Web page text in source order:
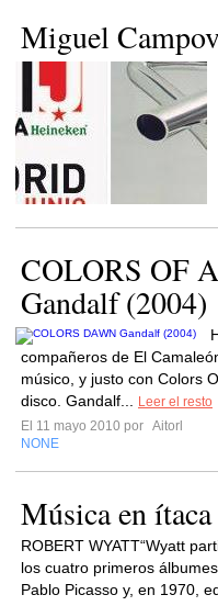
Miguel
COLORS OF
Gandalf (2004)
compañeros de El
músico, y justo con Colors
disco. Gandalf...
Leer el resto
El 11 mayo 2010 por Aitorl
NONE
Música en
ROBERT WYATT“Wyatt
los cuatro primeros
Pablo Picasso y, en 1970,